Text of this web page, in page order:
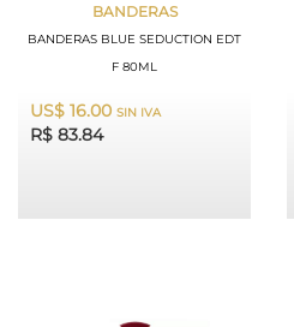
BANDERAS
BANDERAS BLUE SEDUCTION EDT
F 80ML
US$ 16.00 SIN IVA
R$ 83.84